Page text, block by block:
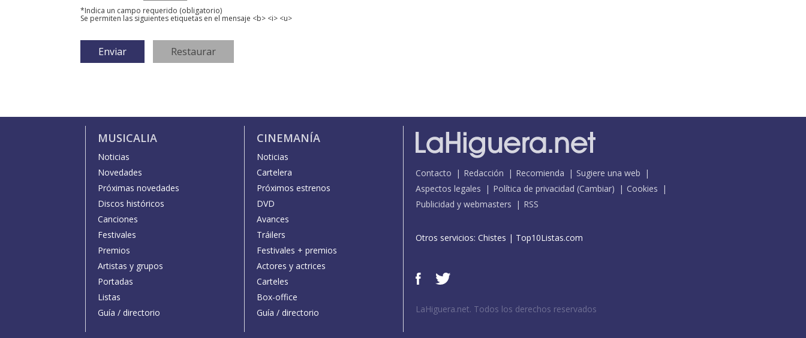
*Indica un campo requerido (obligatorio)
Se permiten las siguientes etiquetas en el mensaje <b> <i> <u>
MUSICALIA
Noticias
Novedades
Próximas novedades
Discos históricos
Canciones
Festivales
Premios
Artistas y grupos
Portadas
Listas
Guía / directorio
CINEMANÍA
Noticias
Cartelera
Próximos estrenos
DVD
Avances
Tráilers
Festivales + premios
Actores y actrices
Carteles
Box-office
Guía / directorio
Contacto Redacción Recomienda
Sugiere una web
Aspectos legales
Política de privacidad (Cambiar)
Cookies
Publicidad y webmasters
RSS
Otros servicios: Chistes | Top10Listas.com
LaHiguera.net. Todos los derechos reservados